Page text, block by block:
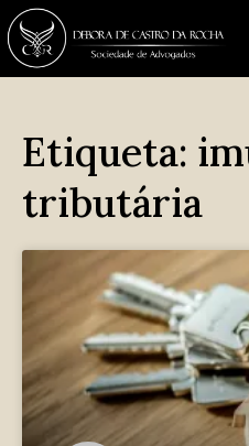
Etiqueta:
tributária